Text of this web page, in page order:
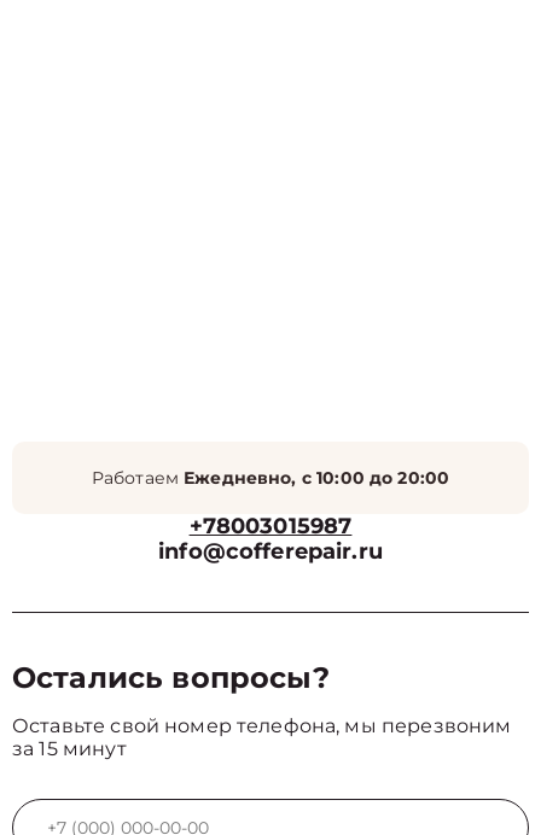
Работаем Ежедневно, с 10:00 до 20:00
+78003015987
info@cofferepair.ru
Остались вопросы?
Оставьте свой номер телефона, мы перезвоним
за 15 минут